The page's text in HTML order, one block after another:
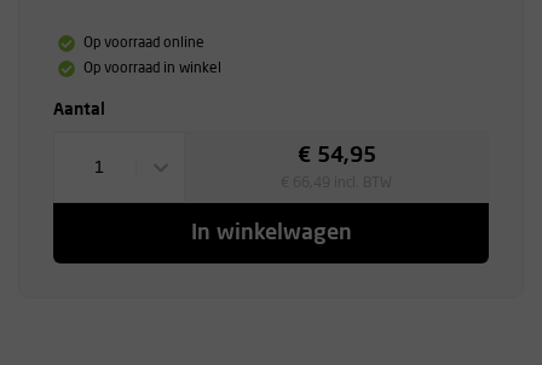
Op voorraad online
Op voorraad in winkel
Aantal
1
€ 54,95
In winkelwagen